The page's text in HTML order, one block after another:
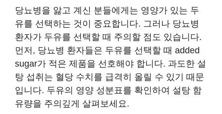
당뇨병을 앓고 계신 분들에게는 영양가 있는 두
유를 선택하는 것이 중요합니다. 그러나 당뇨병
환자가 두유를 선택할 때 주의할 점도 있습니다.
먼저, 당뇨병 환자들은 두유를 선택할 때 added
sugar가 적은 제품을 선호해야 합니다. 과도한 설
탕 섭취는 혈당 수치를 급격히 올릴 수 있기 때문
입니다. 두유의 영양 성분표를 확인하여 설탕 함
유량을 주의깊게 살펴보세요.